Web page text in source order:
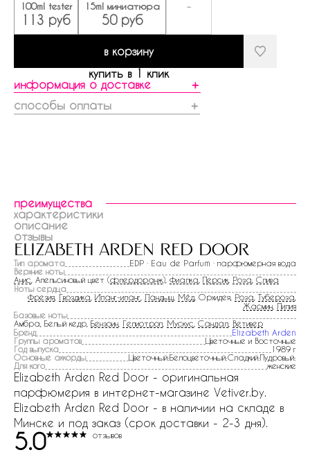
100ml tester
113 руб
15ml миниатюра
50 руб
-
в корзину
купить в 1 клик
информация о доставке
＋
способы оплаты
＋
преимущества
характеристики
описание
отзывы
elizabeth arden red door
Тип аромата
EDP · Eau de Parfum · парфюмерная вода
Верхние ноты
Анис , Апельсиновый цвет (флердоранж), Фиалка Персик Роза Слива
Ноты сердца
Фрезия Гвоздика Иланг-иланг Ландыш Мёд , Орхидея, Роза Тубероза
Жасмин Лилия
Базовые ноты
Амбра, Белый кедр, Бензоин Гелиотроп Мускус Сандал Ветивер
Бренд
Elizabeth Arden
Группы ароматов
Цветочные и Восточные
Год выпуска
1989 г
Основные аккорды
Цветочный:Белоцветочный:Сладкий:Пудровый:
Для кого
женские
Elizabeth Arden Red Door - оригинальная
парфюмерия в интернет-магазине Vetiver.by.
Elizabeth Arden Red Door - в наличии на складе в
Минске и под заказ (срок доставки - 2-3 дня).
5.0 отзывов